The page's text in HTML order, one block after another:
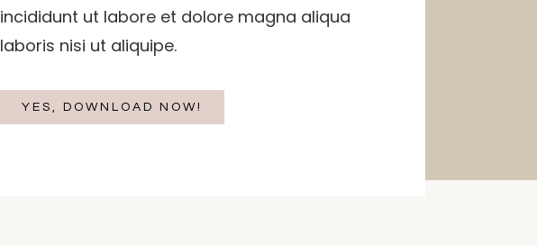
incididunt ut labore et dolore magna aliqua
laboris nisi ut aliquipe.
YES, DOWNLOAD NOW!